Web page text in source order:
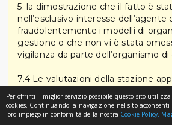
Per offrirti il miglior servizio possibile questo sito utilizza
cookies. Continuando la navigazione nel sito acconsenti
loro impiego in conformità della nostra Cookie Policy.
5. la dimostrazione che il fatto è
nell’esclusivo interesse
fraudolentemente i modelli di
gestione o che non vi è stata
vigilanza da parte dell’organismo di
7.4 Le valutazioni della stazione
alle misure di self-cleaning sono
contraddittorio con l’operatore
decisione assunta deve essere